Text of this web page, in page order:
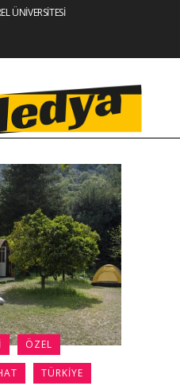
ÜNİVERSİTESİ
ÖZEL
TÜRKIYE